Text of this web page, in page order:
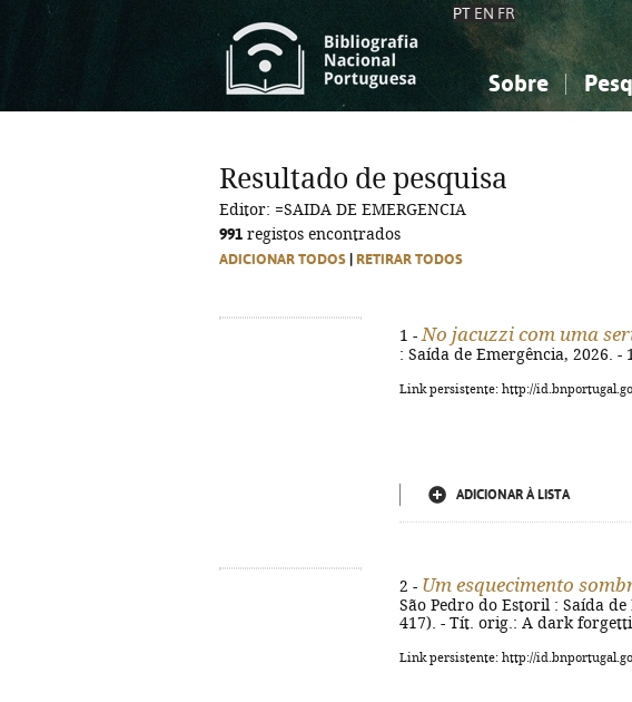
PT EN FR
Sobre
Ciências sociais...
Ciências sociais...
Resultado de pesquisa
Editor: =SAIDA DE EMERGENCIA
991 registos encontrados
ADICIONAR TODOS RETIRAR TODOS
1 - No jacuzzi com uma
: Saída de Emergência, 2026. -
Link persistente: http://
ADICIONAR À LISTA
2 - Um esquecimento
São Pedro do Estoril : Saída
417). - Tít. orig.: A dark
Link persistente: http://